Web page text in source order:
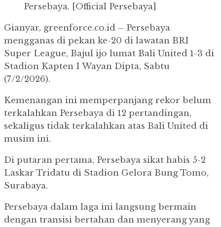
Persebaya. [Official Persebaya]
Gianyar, greenforce.co.id – Persebaya
mengganas di pekan ke-20 di lawatan BRI
Super League, Bajul ijo lumat Bali United 1-3 di
Stadion Kapten I Wayan Dipta, Sabtu
(7/2/2026).
Kemenangan ini memperpanjang rekor belum
terkalahkan Persebaya di 12 pertandingan,
sekaligus tidak terkalahkan atas Bali United di
musim ini.
Di putaran pertama, Persebaya sikat habis 5-2
Laskar Tridatu di Stadion Gelora Bung Tomo,
Surabaya.
Persebaya dalam laga ini langsung bermain
dengan transisi bertahan dan menyerang yang